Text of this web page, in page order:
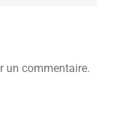
un commentaire.